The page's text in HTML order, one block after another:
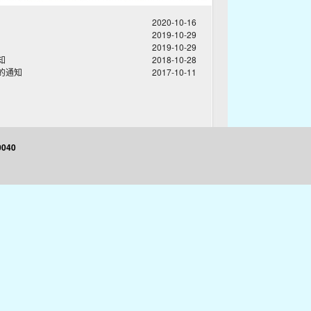
2020-10-16
2019-10-29
2019-10-29
2018-10-28
通知
2017-10-11